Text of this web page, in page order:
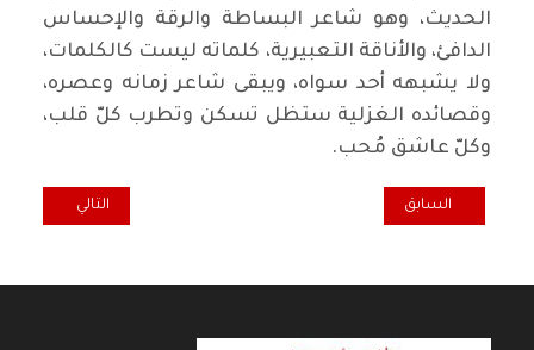
الحديث، وهو شاعر البساطة والرقة والإحساس
الدافئ، والأناقة التعبيرية، كلماته ليست كالكلمات،
ولا يشبهه أحد سواه، ويبقى شاعر زمانه وعصره،
وقصائده الغزلية ستظل تسكن وتطرب كلّ قلب،
وكلّ عاشق مُحب.
المقال السابق: عمي يابو الجاكوج
السابق المقال التالي:
التالي